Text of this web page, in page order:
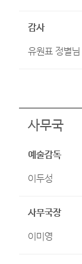
감사
유원표 정별님
사무국
예술감독
이두성
사무국장
이미영